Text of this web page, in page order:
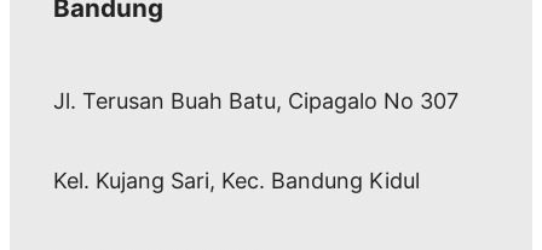
Bandung
Jl. Terusan Buah Batu, Cipagalo No 307
Kel. Kujang Sari, Kec. Bandung Kidul